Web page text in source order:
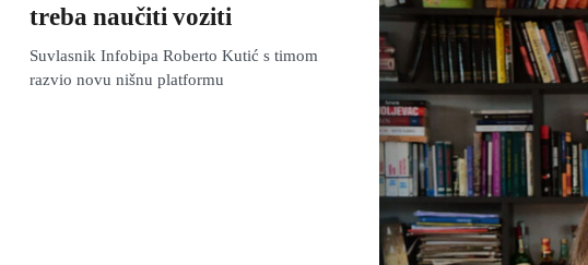
treba naučiti voziti
Suvlasnik Infobipa Roberto Kutić s timom
razvio novu nišnu platformu